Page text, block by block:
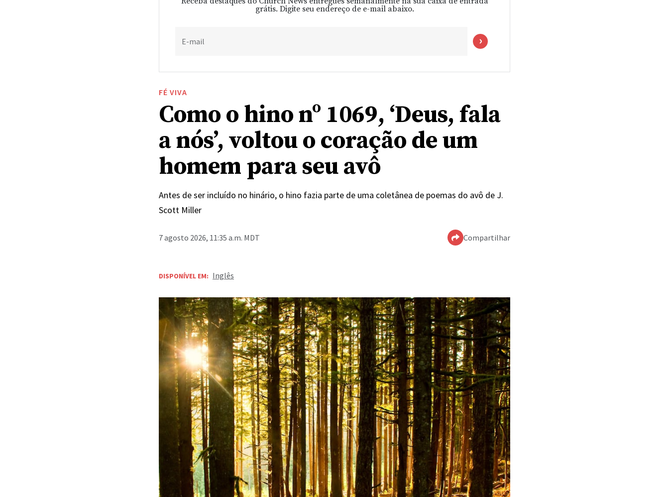
grátis. Digite seu endereço de e-mail abaixo.
E-mail
FÉ VIVA
Como o hino nº 1069, ‘Deus, fala
a nós’, voltou o coração de um
homem para seu avô
Antes de ser incluído no hinário, o hino fazia parte de uma coletânea de poemas do avô de J.
Scott Miller
7 agosto 2026, 11:35 a.m. MDT Compartilhar
DISPONÍVEL EM: Inglês